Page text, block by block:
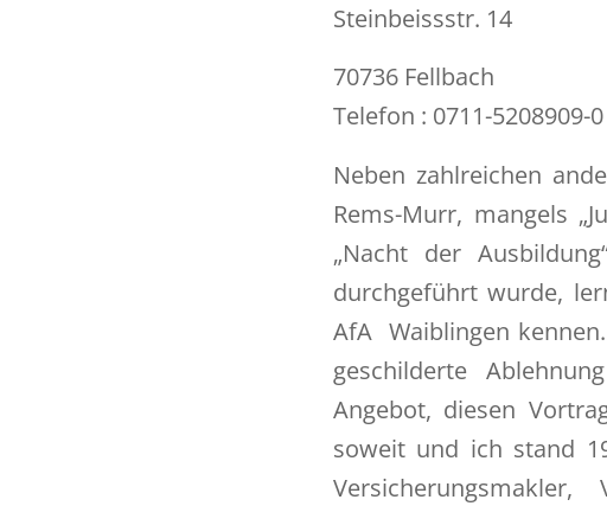
Steinbeissstr. 14
70736 Fellbach
Telefon : 0711-5208909-0
Neben zahlreichen
Rems-Murr, mangels
„Nacht der
durchgeführt wurde,
AfA Waiblingen
geschilderte
Angebot, diesen
soweit und ich stand